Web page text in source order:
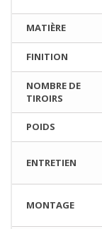
MATIÈRE
FINITION
NOMBRE DE
TIROIRS
POIDS
ENTRETIEN
MONTAGE